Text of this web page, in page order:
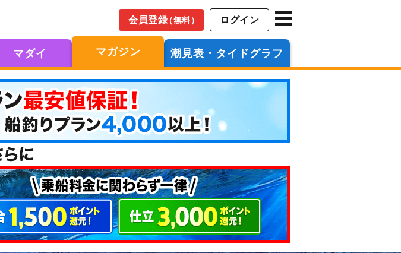
会員登録（無料） ログイン
マダイ マガジン 潮見表・タイドグラフ